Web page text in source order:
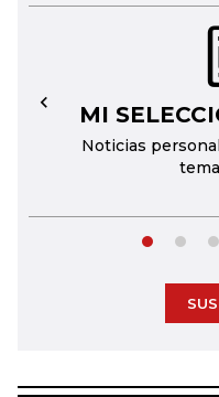
MI
Noticias
←